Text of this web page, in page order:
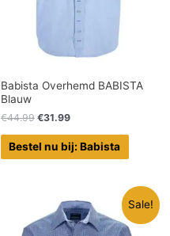
Babista Overhemd BABISTA
Blauw
€44.99 €31.99
Bestel nu bij: Babista
Sale!